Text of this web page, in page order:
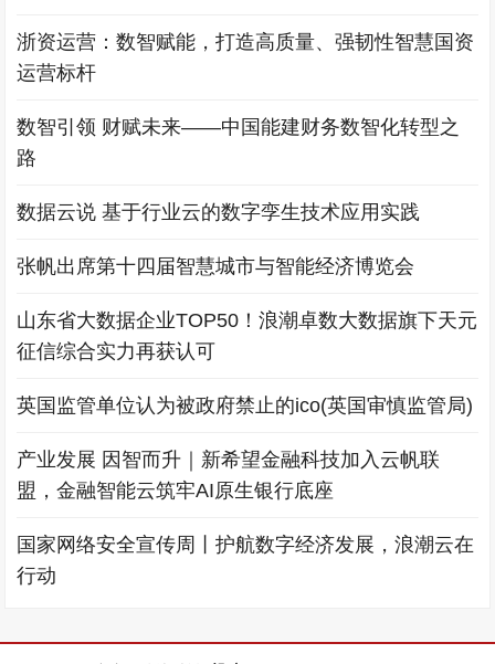
浙资运营：数智赋能，打造高质量、强韧性智慧国资
运营标杆
数智引领 财赋未来——中国能建财务数智化转型之
路
数据云说 基于行业云的数字孪生技术应用实践
张帆出席第十四届智慧城市与智能经济博览会
山东省大数据企业TOP50！浪潮卓数大数据旗下天元
征信综合实力再获认可
英国监管单位认为被政府禁止的ico(英国审慎监管局)
产业发展 因智而升｜新希望金融科技加入云帆联
盟，金融智能云筑牢AI原生银行底座
国家网络安全宣传周丨护航数字经济发展，浪潮云在
行动